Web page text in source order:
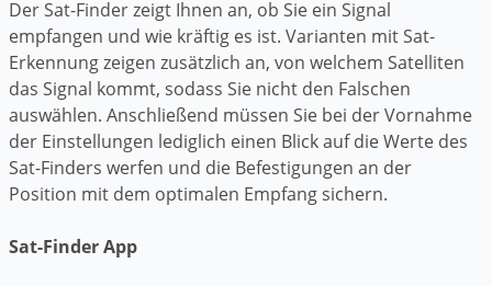
Der Sat-Finder zeigt Ihnen an, ob Sie ein Signal
empfangen und wie kräftig es ist. Varianten mit Sat-
Erkennung zeigen zusätzlich an, von welchem Satelliten
das Signal kommt, sodass Sie nicht den Falschen
auswählen. Anschließend müssen Sie bei der Vornahme
der Einstellungen lediglich einen Blick auf die Werte des
Sat-Finders werfen und die Befestigungen an der
Position mit dem optimalen Empfang sichern.
Sat-Finder App